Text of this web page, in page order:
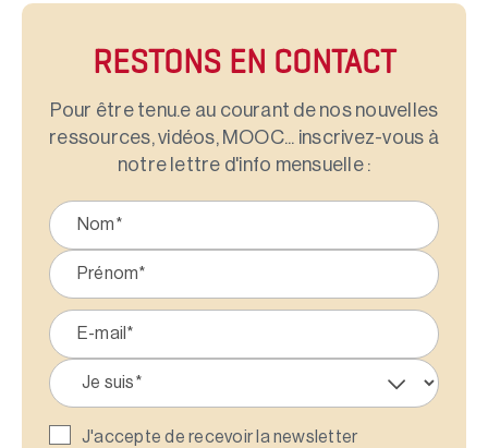
RESTONS EN CONTACT
Pour être tenu.e au courant de nos nouvelles
ressources, vidéos, MOOC... inscrivez-vous à
notre lettre d'info mensuelle :
J'accepte de recevoir la newsletter